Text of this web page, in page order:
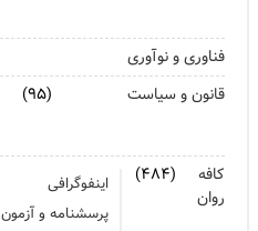
فناوری و نوآوری
قانون و سیاست
(۹۵)
کافه
روان
(۴۸۴) اینفوگرافی
پرسشنامه و آزمون